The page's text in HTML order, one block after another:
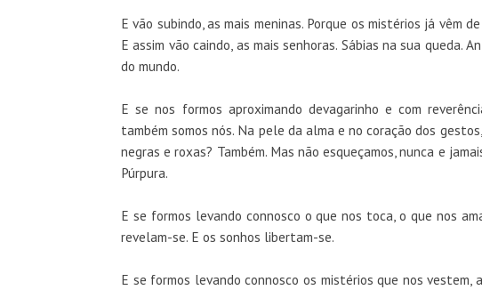
E vão subindo, as mais meninas. Porque os mistérios já vêm
E assim vão caindo, as mais senhoras. Sábias na sua queda.
do mundo.
E se nos formos aproximando devagarinho e com
também somos nós. Na pele da alma e no coração dos
negras e roxas? Também. Mas não esqueçamos, nunca e
Púrpura.
E se formos levando connosco o que nos toca, o que nos
revelam-se. E os sonhos libertam-se.
E se formos levando connosco os mistérios que nos